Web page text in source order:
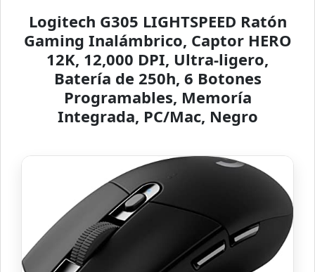
Logitech G305 LIGHTSPEED Ratón
Gaming Inalámbrico, Captor HERO
12K, 12,000 DPI, Ultra-ligero,
Batería de 250h, 6 Botones
Programables, Memoría
Integrada, PC/Mac, Negro